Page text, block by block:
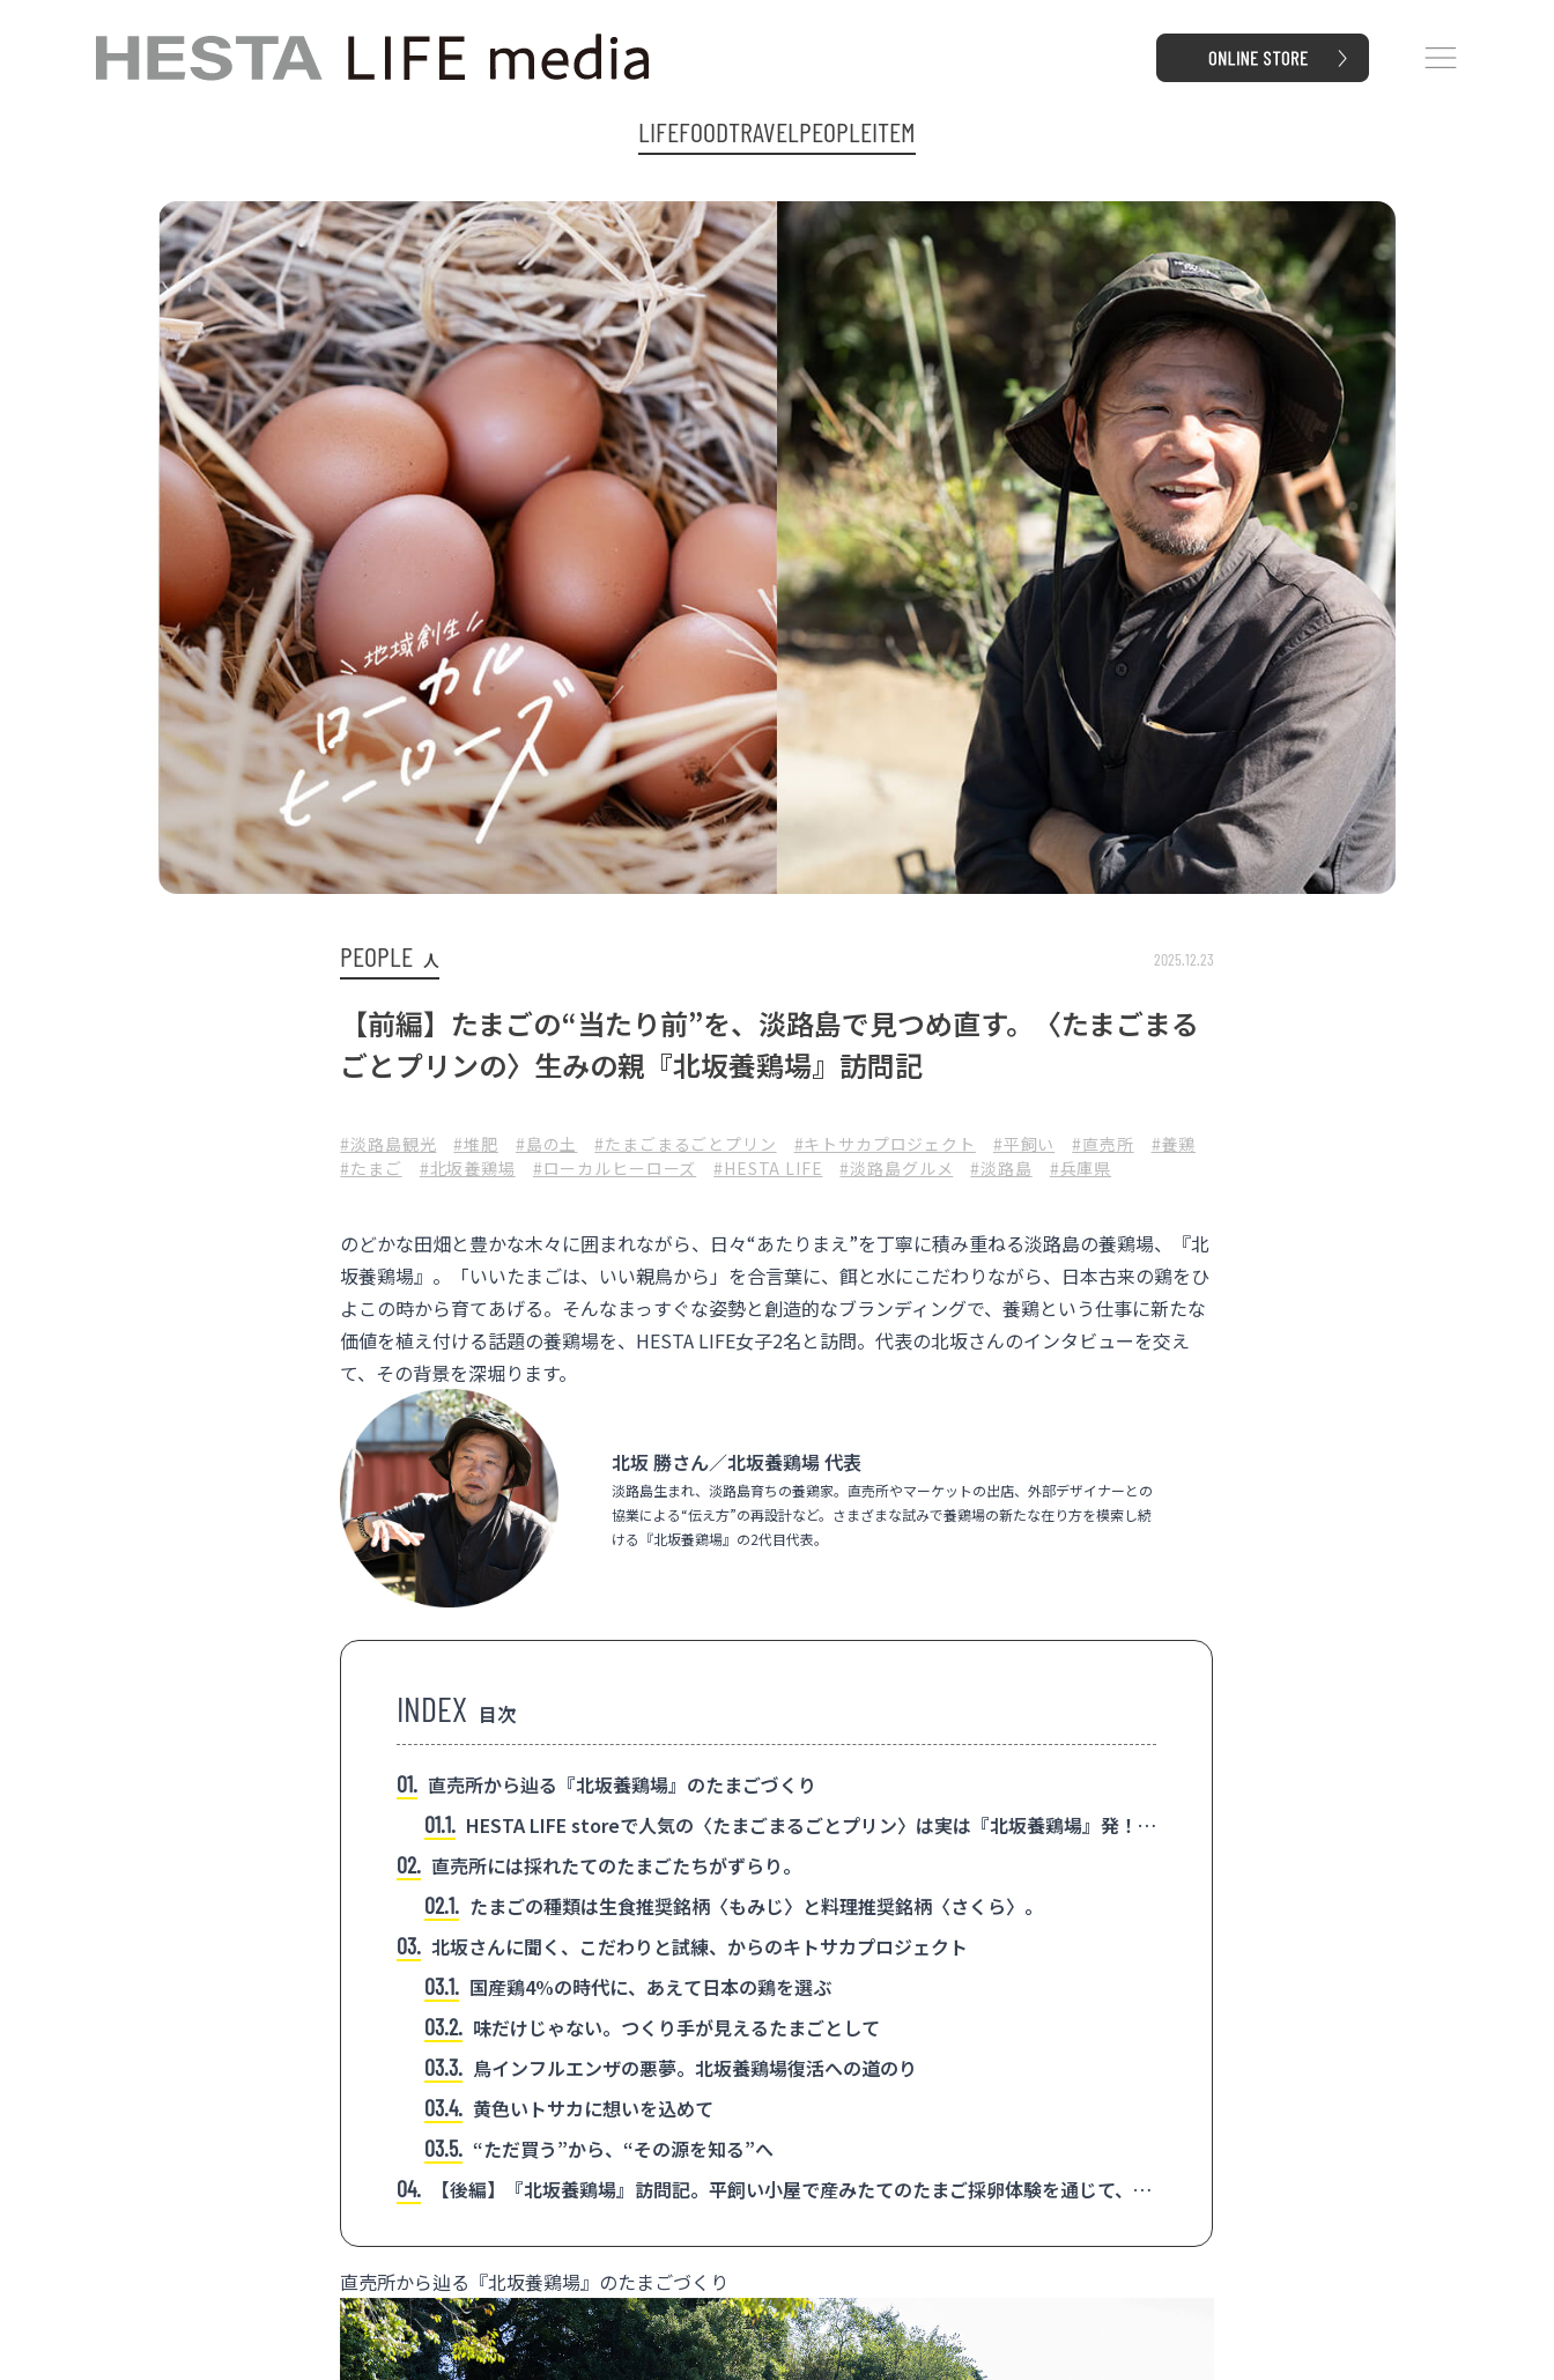
LIFEFOODTRAVELPEOPLEITEM
PEOPLE 人 2025.12.23
【前編】たまごの“当たり前”を、淡路島で見つめ直す。〈たまごまる
ごとプリンの〉生みの親『北坂養鶏場』訪問記
#淡路島観光 #堆肥 #島の土 #たまごまるごとプリン #キトサカプロジェクト #平飼い #直売所
#養鶏
#たまご
#北坂養鶏場 #ローカルヒーローズ #HESTA LIFE #淡路島グルメ #淡路島 #兵庫県
のどかな田畑と豊かな木々に囲まれながら、日々“あたりまえ”を丁寧に積み重ねる淡路島の養鶏場、『北
坂養鶏場』。「いいたまごは、いい親鳥から」を合言葉に、餌と水にこだわりながら、日本古来の鶏をひ
よこの時から育てあげる。そんなまっすぐな姿勢と創造的なブランディングで、養鶏という仕事に新たな
価値を植え付ける話題の養鶏場を、HESTA LIFE女子2名と訪問。代表の北坂さんのインタビューを交え
て、その背景を深堀ります。
北坂 勝さん／北坂養鶏場 代表
淡路島生まれ、淡路島育ちの養鶏家。直売所やマーケットの出店、外部デザイナーとの
協業による“伝え方”の再設計など。さまざまな試みで養鶏場の新たな在り方を模索し続
ける『北坂養鶏場』の2代目代表。
目次
1 直売所から辿る『北坂養鶏場』のたまごづくり
1.1 HESTA LIFE storeで人気の〈たまごまるごとプリン〉は実は『北坂養鶏場』発！な
んです。
2 直売所には採れたてのたまごたちがずらり。
2.1 たまごの種類は生食推奨銘柄〈もみじ〉と料理推奨銘柄〈さくら〉。
3 北坂さんに聞く、こだわりと試練、からのキトサカプロジェクト
3.1 国産鶏4%の時代に、あえて日本の鶏を選ぶ
3.2 味だけじゃない。つくり手が見えるたまごとして
3.3 鳥インフルエンザの悪夢。北坂養鶏場復活への道のり
3.4 黄色いトサカに想いを込めて
3.5 “ただ買う”から、“その源を知る”へ
4
【後編】『北坂養鶏場』訪問記。平飼い小屋で産みたてのたまご採卵体験を通じて、北
直売所から辿る『北坂養鶏場』のたまごづくり